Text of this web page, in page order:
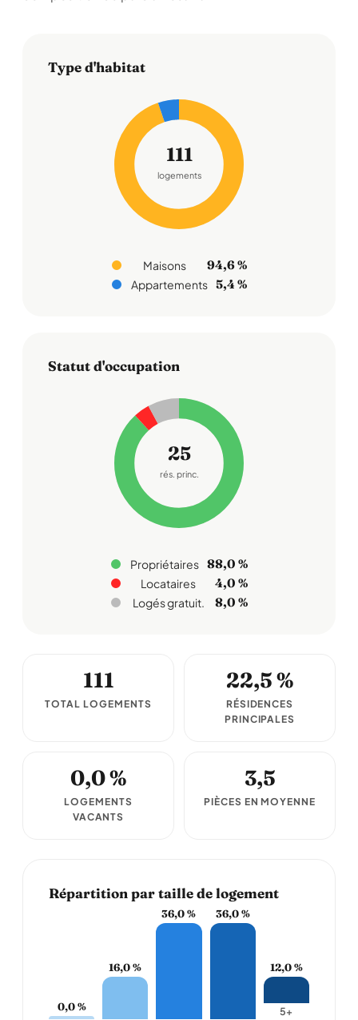
Type d'habitat
111
logements
Maisons 94,6 %
Appartements 5,4 %
Statut d'occupation
25
rés. princ.
Propriétaires 88,0 %
Locataires 4,0 %
Logés gratuit. 8,0 %
111
TOTAL LOGEMENTS
22,5 %
RÉSIDENCES
PRINCIPALES
0,0 %
LOGEMENTS
VACANTS
3,5
PIÈCES EN MOYENNE
Répartition par taille de logement
0,0 %
16,0 %
36,0 % 36,0 %
12,0 %
5+